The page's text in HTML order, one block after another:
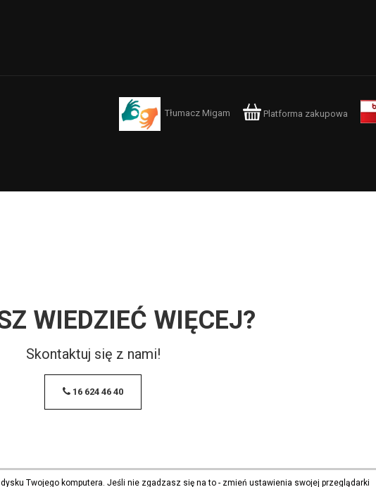
Tłumacz Migam Platforma zakupowa
WIEDZIEĆ WIĘCEJ?
Skontaktuj się z nami!
16 624 46 40
Twojego komputera. Jeśli nie zgadzasz się na to - zmień ustawienia swojej przeglądarki